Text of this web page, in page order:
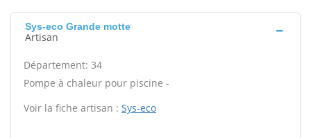
Sys-eco Grande motte
Artisan
Département: 34
Pompe à chaleur pour piscine -
Voir la fiche artisan : Sys-eco